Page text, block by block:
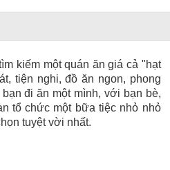
kiếm một quán ăn giá cả "hạt
tiện nghi, đồ ăn ngon, phong
đi ăn một mình, với bạn bè,
tổ chức một bữa tiệc nhỏ nhỏ
tuyệt vời nhất.